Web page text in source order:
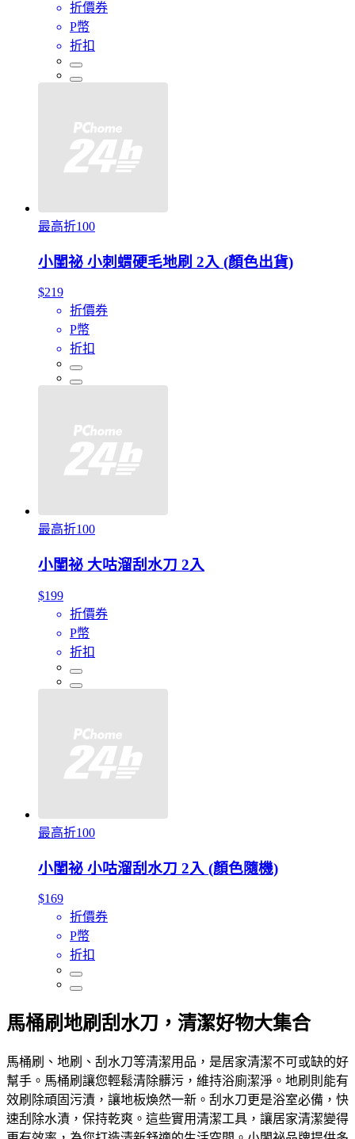
折價券
P幣
折扣
最高折100
小閨祕 小刺蝟硬毛地刷 2入 (顏色出貨)
$219
折價券
P幣
折扣
最高折100
小閨祕 大咕溜刮水刀 2入
$199
折價券
P幣
折扣
最高折100
小閨祕 小咕溜刮水刀 2入 (顏色隨機)
$169
折價券
P幣
折扣
馬桶刷地刷刮水刀，清潔好物大集合
馬桶刷、地刷、刮水刀等清潔用品，是居家清潔不可或缺的好
幫手。馬桶刷讓您輕鬆清除髒污，維持浴廁潔淨。地刷則能有
效刷除頑固污漬，讓地板煥然一新。刮水刀更是浴室必備，快
速刮除水漬，保持乾爽。這些實用清潔工具，讓居家清潔變得